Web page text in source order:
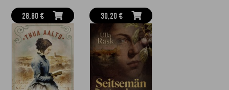
28,80 € 30,20 €